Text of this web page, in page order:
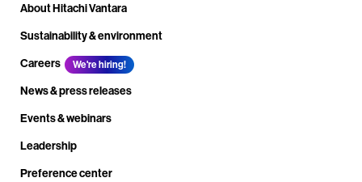
About Hitachi Vantara
Sustainability & environment
Careers
We're hiring!
News & press releases
Events & webinars
Leadership
Preference center